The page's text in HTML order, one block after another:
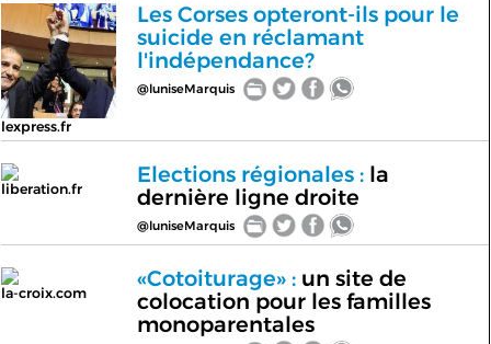
lexpress.fr
Les Corses opteront-ils pour le
suicide en réclamant
l'indépendance?
@luniseMarquis
liberation.fr
Elections régionales :la
dernière ligne droite
@luniseMarquis
la-croix.com
«Cotoiturage» :un site de
colocation pour les familles
monoparentales